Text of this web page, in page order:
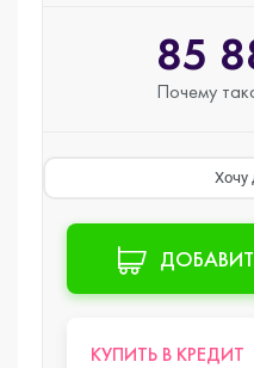
85
Почему
Хочу
КУПИТЬ В КРЕДИТ